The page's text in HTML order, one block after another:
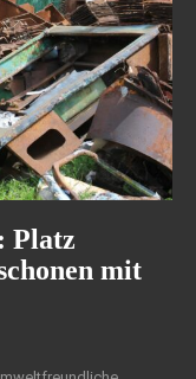
Platz
mit